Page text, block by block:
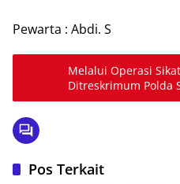
Pewarta : Abdi. S
Melalui Operasi
Ditreskrimum Polda
berhasil tekan
Pos Terkait